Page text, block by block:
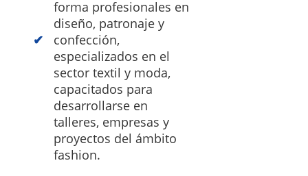
forma profesionales en
diseño, patronaje y
confección,
especializados en el
sector textil y moda,
capacitados para
desarrollarse en
talleres, empresas y
proyectos del ámbito
fashion.